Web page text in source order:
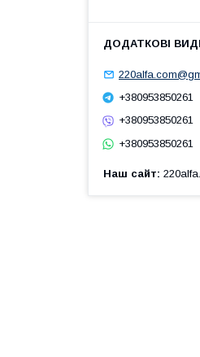
+380953850261
+380953850261
+380953850261
Наш сайт